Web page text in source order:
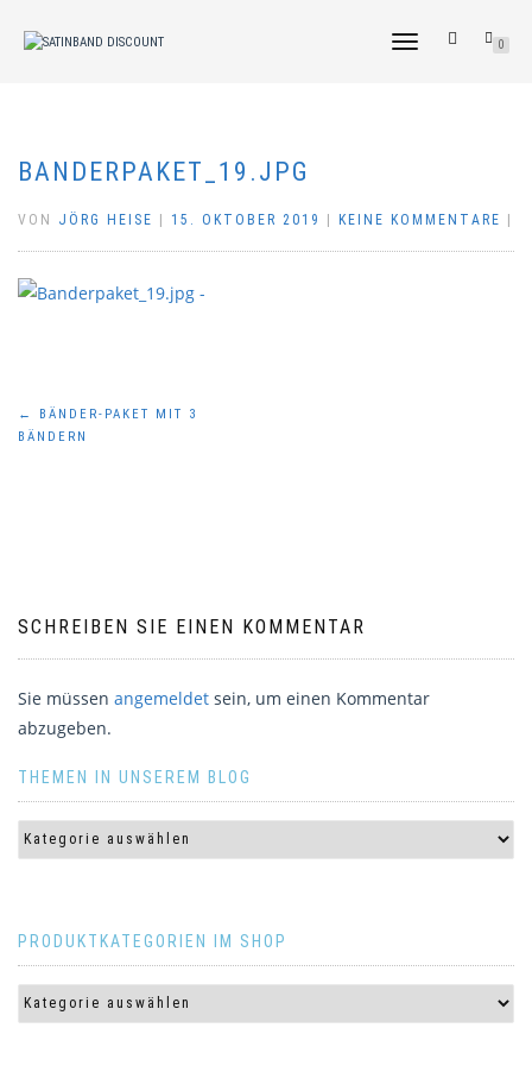
NAVIGATION
0
BANDERPAKET_19.JPG
VON JÖRG HEISE 15. OKTOBER 2019 KEINE KOMMENTARE
Beitragsnavigation
←
BÄNDER-PAKET MIT 3
BÄNDERN
SCHREIBEN SIE EINEN KOMMENTAR
Sie müssen angemeldet sein, um einen Kommentar
abzugeben.
THEMEN IN UNSEREM BLOG
PRODUKTKATEGORIEN IM SHOP